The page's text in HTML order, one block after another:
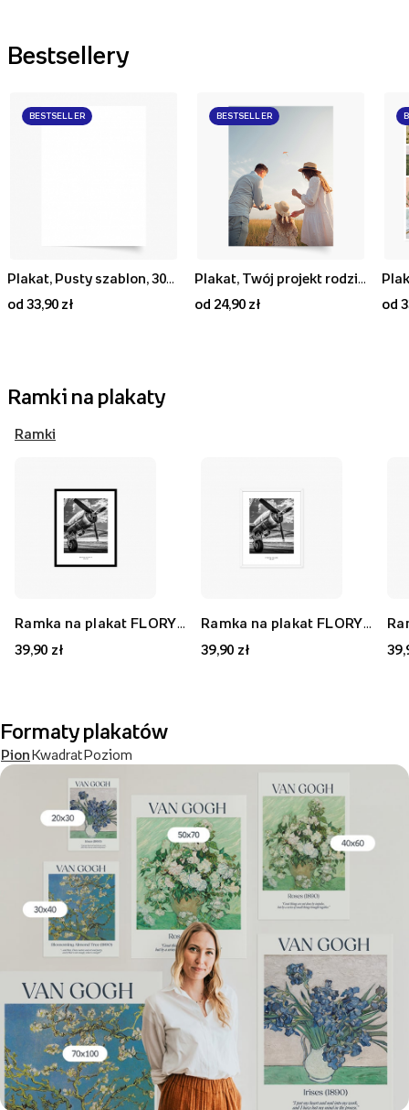
Bestsellery
BESTSELLER
od 33,90 zł
BESTSELLER
od 24,90 zł
od
Ramki na plakaty
Ramki
39,90 zł
39,90 zł
Formaty plakatów
PionKwadratPoziom